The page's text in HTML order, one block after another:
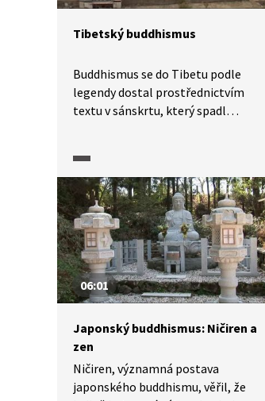
Tibetský buddhismus
Buddhismus se do Tibetu podle
legendy dostal prostřednictvím
textu v sánskrtu, který spadl
propagátoři; panovník Songcän
Gampo, známý jako 1. tibetský
buddhistický král, a další tibetský
král Thisong Decän. Postupně tu
vznikaly buddhistické kláštery
a školy. V Tibetu se buddhismus šířil
ve dvou vlnách. Nejvýznamnějším
představitelem buddhistické Školy
06:01
Japonský buddhismus: Ničiren a
zen
Ničiren, významná postava
japonského buddhismu, věřil, že